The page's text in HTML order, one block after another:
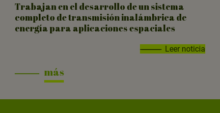
Trabajan en el desarrollo de un sistema
completo de transmisión inalámbrica de
energía para aplicaciones espaciales
Leer noticia
más